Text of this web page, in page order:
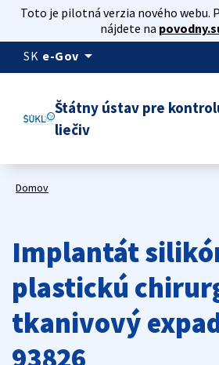
Toto je pilotná verzia nového webu.
nájdete na
SK e-Gov arrow_drop_down
Štátny ústav pre
liečiv
Domov
Implantát
plastickú
tkanivový